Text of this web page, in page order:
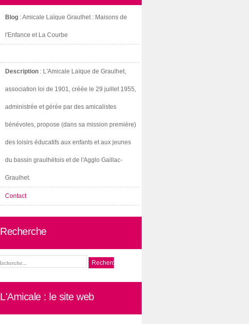
Blog : Amicale Laïque Graulhet : Maisons de
l'Enfance et La Courbe
Description : L'Amicale Laïque de Graulhet,
association loi de 1901, créée le 29 juillet 1955,
administrée et gérée par des amicalistes
bénévoles, propose (dans sa mission première)
des loisirs éducatifs aux enfants et aux jeunes
du bassin graulhétois et de l'Agglo Gaillac-
Graulhet.
Contact
Recherche
L'Amicale : le site web